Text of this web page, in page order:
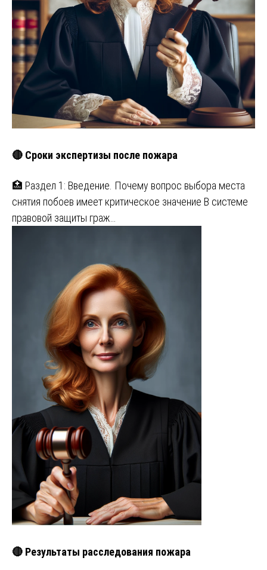
🔴 Сроки экспертизы после пожара
🏥 Раздел 1: Введение. Почему вопрос выбора места
снятия побоев имеет критическое значение В системе
правовой защиты граж…
🔴 Результаты расследования пожара